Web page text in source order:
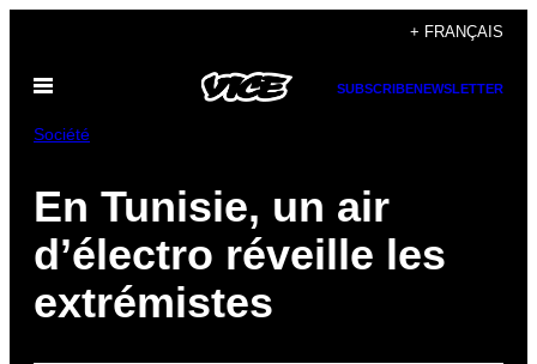
content
+ FRANÇAIS
Open
SUBSCRIBENEWSLETTER
Société
En Tunisie, un air
d’électro réveille les
extrémistes